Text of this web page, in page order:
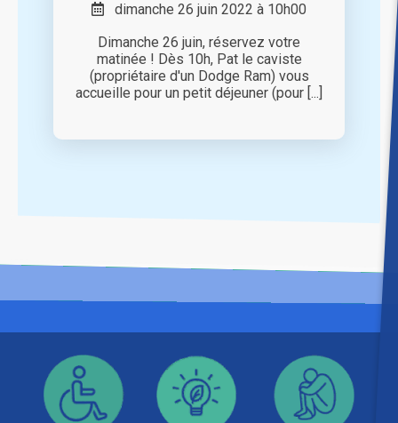
dimanche 26 juin 2022 à 10h00
Dimanche 26 juin, réservez votre
matinée ! Dès 10h, Pat le caviste
(propriétaire d'un Dodge Ram) vous
accueille pour un petit déjeuner (pour [...]